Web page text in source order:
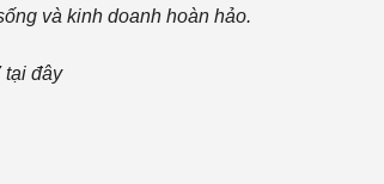
và kinh doanh hoàn hảo.
tại đây